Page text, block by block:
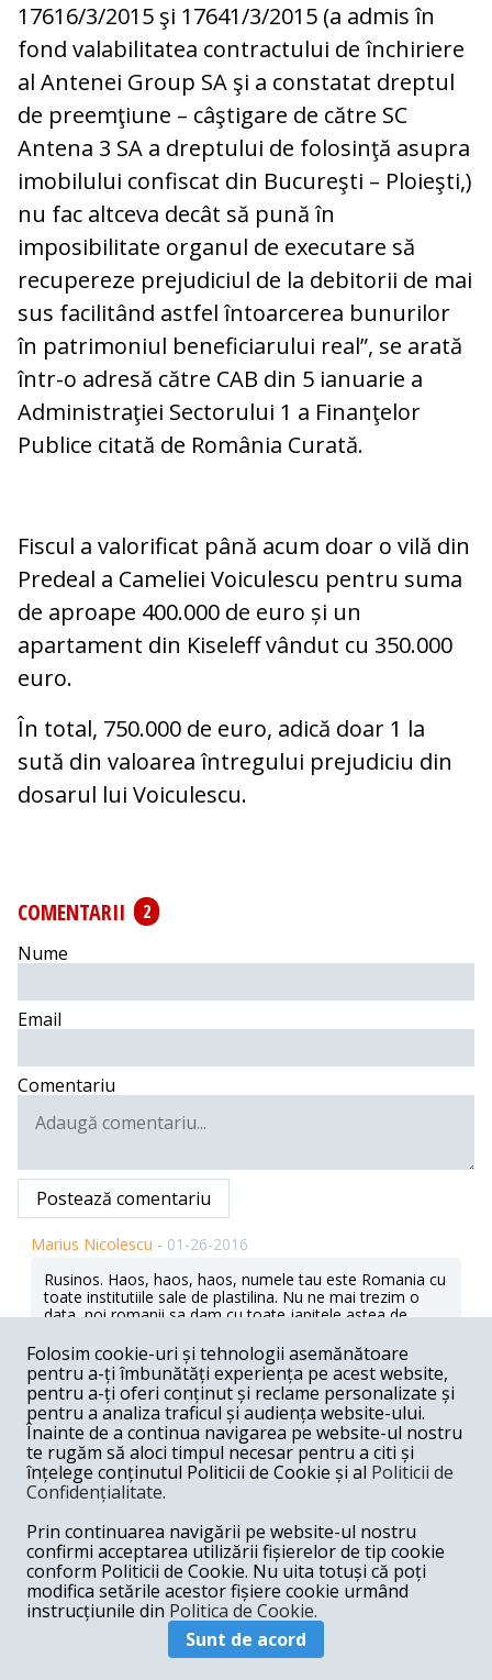
17616/3/2015 şi 17641/3/2015 (a admis în
fond valabilitatea contractului de închiriere
al Antenei Group SA şi a constatat dreptul
de preemţiune – câştigare de către SC
Antena 3 SA a dreptului de folosinţă asupra
imobilului confiscat din Bucureşti – Ploieşti,)
nu fac altceva decât să pună în
imposibilitate organul de executare să
recupereze prejudiciul de la debitorii de mai
sus facilitând astfel întoarcerea bunurilor
în patrimoniul beneficiarului real”, se arată
într-o adresă către CAB din 5 ianuarie a
Administraţiei Sectorului 1 a Finanţelor
Publice citată de România Curată.
Fiscul a valorificat până acum doar o vilă din
Predeal a Cameliei Voiculescu pentru suma
de aproape 400.000 de euro și un
apartament din Kiseleff vândut cu 350.000
euro.
În total, 750.000 de euro, adică doar 1 la
sută din valoarea întregului prejudiciu din
dosarul lui Voiculescu.
COMENTARII
2
Nume
Email
Comentariu
Postează comentariu
Marius Nicolescu - 01-26-2016
Rusinos. Haos, haos, haos, numele tau este Romania cu
toate institutiile sale de plastilina. Nu ne mai trezim o
data, noi romanii sa dam cu toate japitele astea de
mint cu nerusinare? Cu totii de la stanga la dreapta ne
mint in cel mai murdar chip cu putinta spre propasirea
lor si a neamurilor lor de imbuibati. Sa nu gasim de atata
amar de vreme oameni de stat care sa aduca lumina,
papica si caldura in casele noastre. Dar mai ales sa faca
in sfarsit dreptate.
Răspunde
O masura justa absolut, recomand impartirea
patrimoniului comunist al A3 intre B1 si Realitatea,
salvandu-se astfel partea sanatoasa a mass-media. Hai
Craciun deci luminos!
Folosim cookie-uri și tehnologii asemănătoare
pentru a-ți îmbunătăți experiența pe acest website,
pentru a-ți oferi conținut și reclame personalizate și
pentru a analiza traficul și audiența website-ului.
Înainte de a continua navigarea pe website-ul nostru
te rugăm să aloci timpul necesar pentru a citi și
înțelege conținutul Politicii de Cookie și al Politicii de
Confidențialitate.
Prin continuarea navigării pe website-ul nostru
confirmi acceptarea utilizării fișierelor de tip cookie
conform Politicii de Cookie. Nu uita totuși că poți
modifica setările acestor fișiere cookie urmând
instrucțiunile din Politica de Cookie.
Sunt de acord